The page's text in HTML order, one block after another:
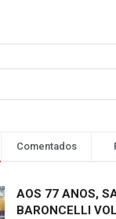
Comentados
AOS 77 ANOS,
BARONCELLI